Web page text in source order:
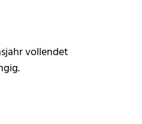
vollendet